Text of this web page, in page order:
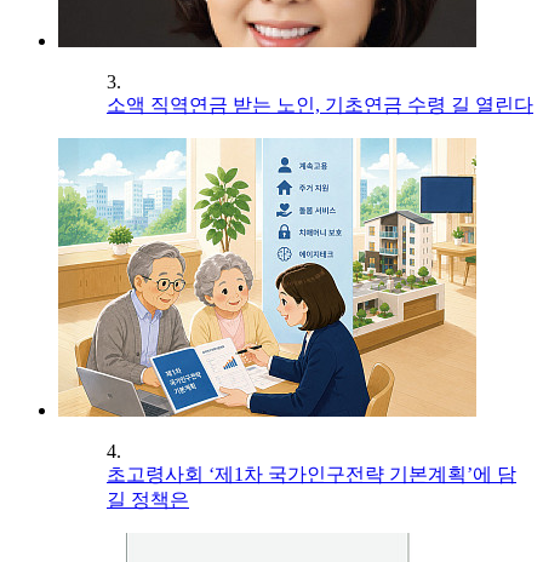
3.
소액 직역연금 받는 노인, 기초연금 수령 길 열린다
4.
초고령사회 ‘제1차 국가인구전략 기본계획’에 담
길 정책은